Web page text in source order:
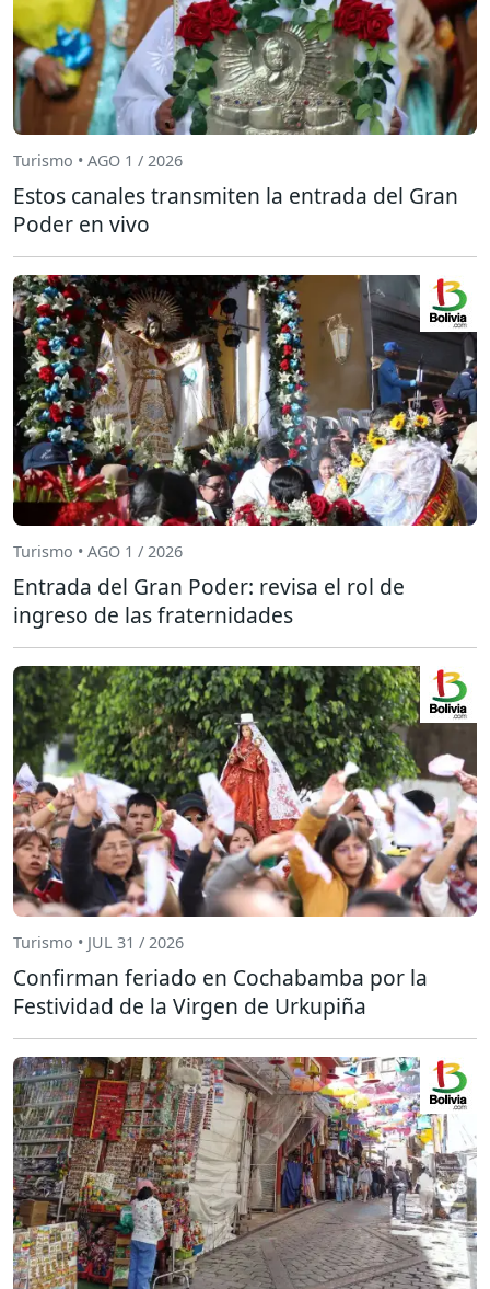
Turismo • AGO 1 / 2026
Estos canales transmiten la entrada del Gran
Poder en vivo
Turismo • AGO 1 / 2026
Entrada del Gran Poder: revisa el rol de
ingreso de las fraternidades
Turismo • JUL 31 / 2026
Confirman feriado en Cochabamba por la
Festividad de la Virgen de Urkupiña